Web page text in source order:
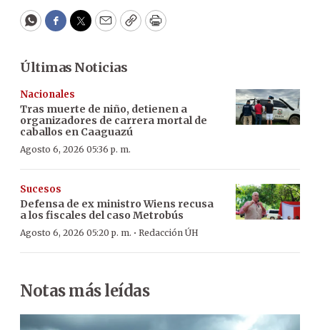
WhatsApp
Facebook
Twitter
EmailCopyPrint
Últimas Noticias
Nacionales
Tras muerte de niño, detienen a
organizadores de carrera mortal de
caballos en Caaguazú
Agosto 6, 2026 05:36 p. m.
Sucesos
Defensa de ex ministro Wiens recusa
a los fiscales del caso Metrobús
Agosto 6, 2026 05:20 p. m. · Redacción ÚH
Notas más leídas